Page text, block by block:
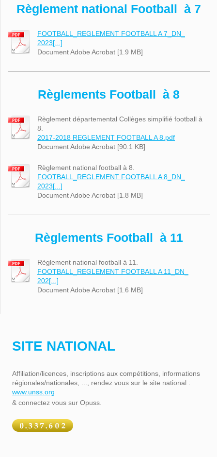
Règlement national Football à 7
FOOTBALL_REGLEMENT FOOTBALL A 7_DN_
2023[...]
Document Adobe Acrobat [1.9 MB]
Règlements Football à 8
Règlement départemental Collèges simplifié football à
8.
2017-2018 REGLEMENT FOOTBALL A 8.pdf
Document Adobe Acrobat [90.1 KB]
Règlement national football à 8.
FOOTBALL_REGLEMENT FOOTBALL A 8_DN_
2023[...]
Document Adobe Acrobat [1.8 MB]
Règlements Football à 11
Règlement national football à 11.
FOOTBALL_REGLEMENT FOOTBALL A 11_DN_
202[...]
Document Adobe Acrobat [1.6 MB]
SITE NATIONAL
Affiliation/licences, inscriptions aux compétitions, informations
régionales/nationales, ..., rendez vous sur le site national :
www.unss.org
& connectez vous sur Opuss.